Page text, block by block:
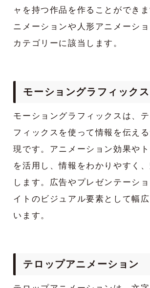
ャを持つ作品を作ることができ
ニメーションや人形アニメーシ
カテゴリーに該当します。
モーショングラフィックス
モーショングラフィックスは、
フィックスを使って情報を伝え
現です。アニメーション効果や
を活用し、情報をわかりやすく
します。広告やプレゼンテーシ
イトのビジュアル要素として幅
います。
テロップアニメーション